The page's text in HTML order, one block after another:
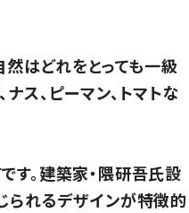
然はどれをとっても一級
ス、ピーマン、トマトな
す。建築家・隈研吾氏設
られるデザインが特徴的